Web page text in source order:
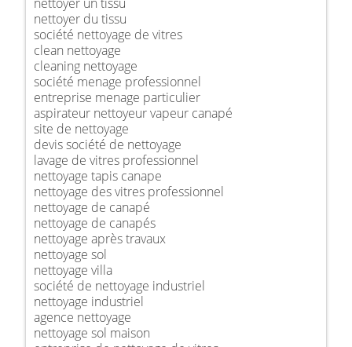
nettoyer du tissu
société nettoyage de vitres
clean nettoyage
cleaning nettoyage
société menage professionnel
entreprise menage particulier
aspirateur nettoyeur vapeur canapé
site de nettoyage
devis société de nettoyage
lavage de vitres professionnel
nettoyage tapis canape
nettoyage des vitres professionnel
nettoyage de canapé
nettoyage de canapés
nettoyage après travaux
nettoyage sol
nettoyage villa
société de nettoyage industriel
nettoyage industriel
agence nettoyage
nettoyage sol maison